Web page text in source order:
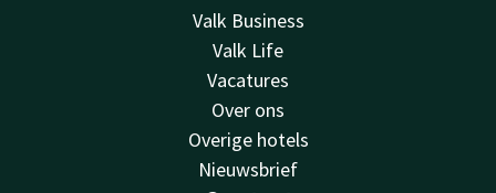
Valk Business
Valk Life
Vacatures
Over ons
Overige hotels
Nieuwsbrief